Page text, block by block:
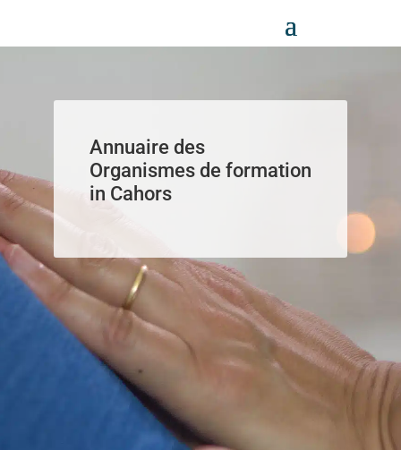
Annuaire des
Organismes de formation
in Cahors